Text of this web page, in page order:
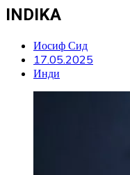
INDIKA
Иосиф Сид
17.05.2025
Инди